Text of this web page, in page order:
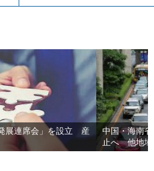
展連席会」を設立 産
中国・海南
止へ 他地域